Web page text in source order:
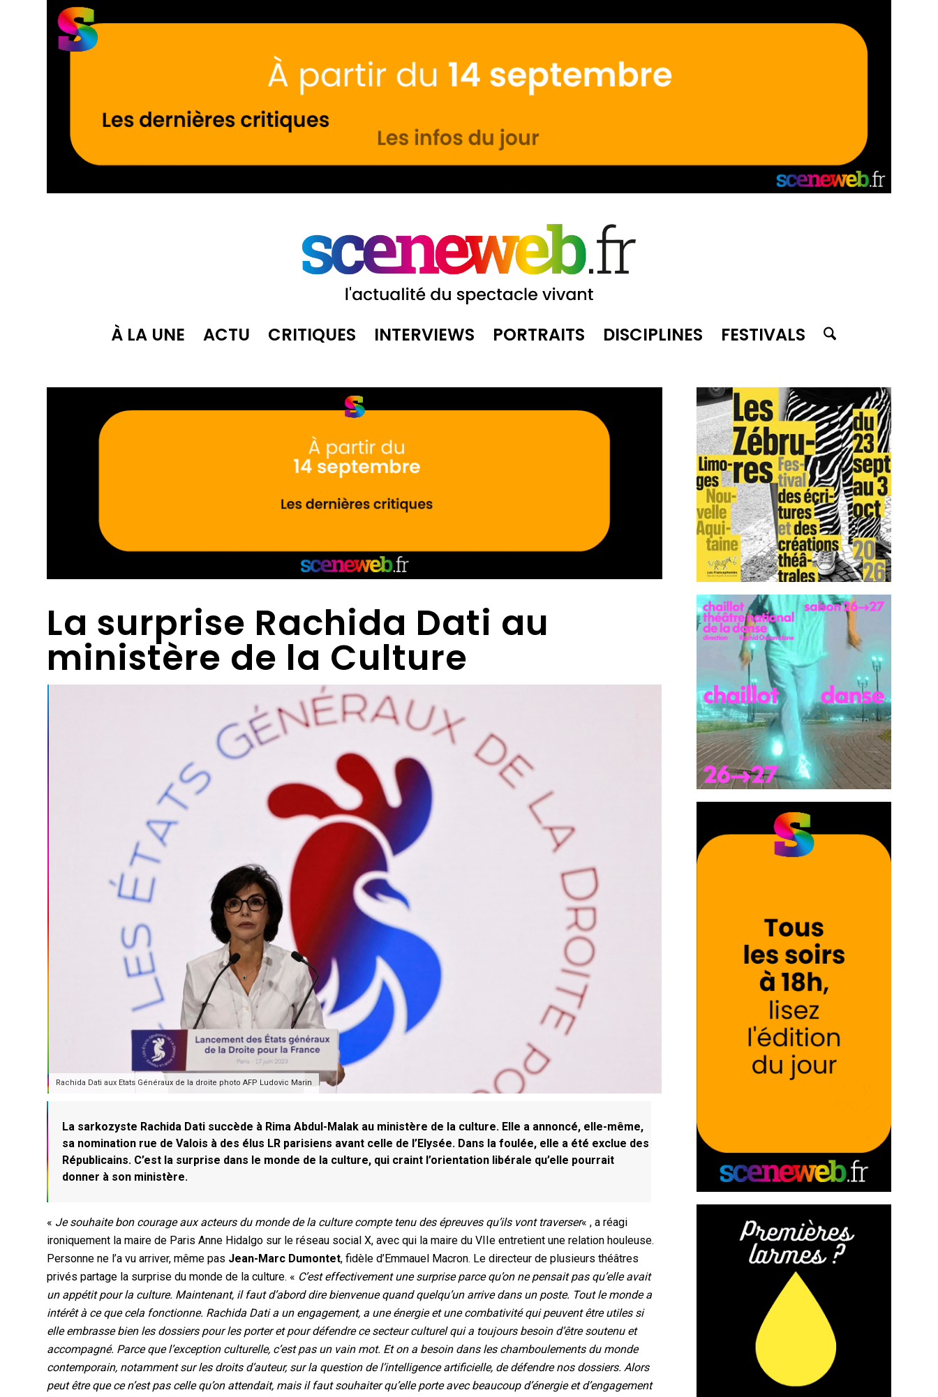
À LA UNE ACTU CRITIQUES INTERVIEWS PORTRAITS DISCIPLINES FESTIVALS
La surprise Rachida Dati au
ministère de la Culture
Rachida Dati aux Etats Généraux de la droite photo AFP Ludovic Marin
La sarkozyste Rachida Dati succède à Rima Abdul-Malak au ministère de la culture. Elle a annoncé, elle-même,
sa nomination rue de Valois à des élus LR parisiens avant celle de l’Elysée. Dans la foulée, elle a été exclue des
Républicains. C’est la surprise dans le monde de la culture, qui craint l’orientation libérale qu’elle pourrait
donner à son ministère.
« Je souhaite bon courage aux acteurs du monde de la culture compte tenu des épreuves qu’ils vont traverser« , a réagi
ironiquement la maire de Paris Anne Hidalgo sur le réseau social X, avec qui la maire du VIIe entretient une relation houleuse.
Personne ne l’a vu arriver, même pas Jean-Marc Dumontet, fidèle d’Emmauel Macron. Le directeur de plusieurs théâtres
privés partage la surprise du monde de la culture. « C’est effectivement une surprise parce qu’on ne pensait pas qu’elle avait
un appétit pour la culture. Maintenant, il faut d’abord dire bienvenue quand quelqu’un arrive dans un poste. Tout le monde a
intérêt à ce que cela fonctionne. Rachida Dati a un engagement, a une énergie et une combativité qui peuvent être utiles si
elle embrasse bien les dossiers pour les porter et pour défendre ce secteur culturel qui a toujours besoin d’être soutenu et
accompagné. Parce que l’exception culturelle, c’est pas un vain mot. Et on a besoin dans les chamboulements du monde
contemporain, notamment sur les droits d’auteur, sur la question de l’intelligence artificielle, de défendre nos dossiers. Alors
peut être que ce n’est pas celle qu’on attendait, mais il faut souhaiter qu’elle porte avec beaucoup d’énergie et d’engagement